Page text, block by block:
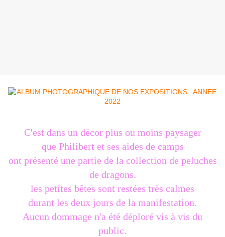
C'est dans un décor plus ou moins paysager
que Philibert et ses aides de camps
ont présenté une partie de la collection de peluches
de dragons.
les petites bêtes sont restées très calmes
durant les deux jours de la manifestation.
Aucun dommage n'a été déploré vis à vis du
public.